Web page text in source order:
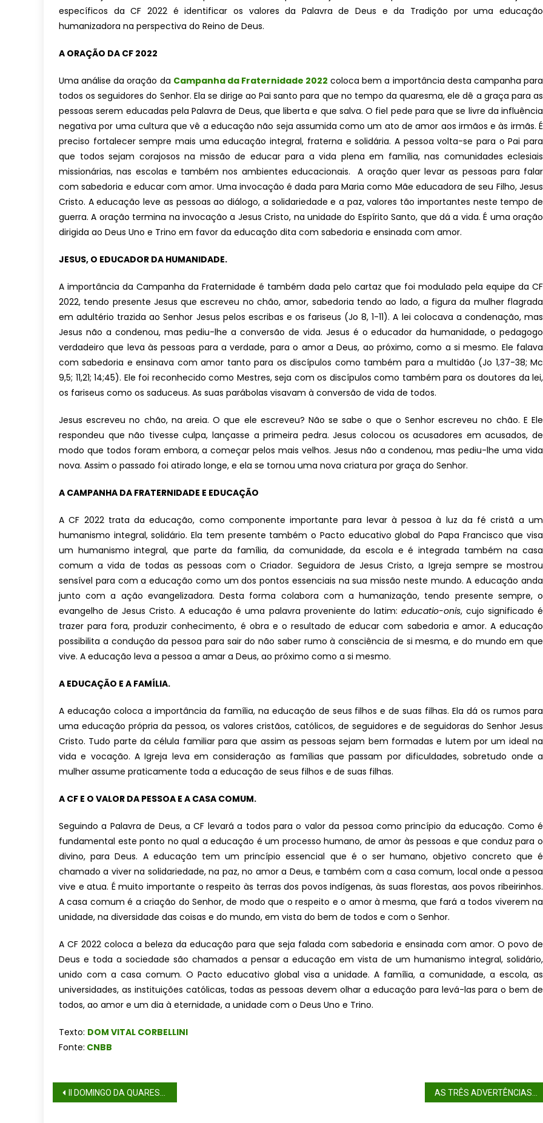
específicos da CF 2022 é identificar os valores da Palavra de Deus e da Tradição por uma educação
humanizadora na perspectiva do Reino de Deus.
A ORAÇÃO DA CF 2022
Uma análise da oração da Campanha da Fraternidade 2022 coloca bem a importância desta campanha para
todos os seguidores do Senhor. Ela se dirige ao Pai santo para que no tempo da quaresma, ele dê a graça para as
pessoas serem educadas pela Palavra de Deus, que liberta e que salva. O fiel pede para que se livre da influência
negativa por uma cultura que vê a educação não seja assumida como um ato de amor aos irmãos e às irmãs. É
preciso fortalecer sempre mais uma educação integral, fraterna e solidária. A pessoa volta-se para o Pai para
que todos sejam corajosos na missão de educar para a vida plena em família, nas comunidades eclesiais
missionárias, nas escolas e também nos ambientes educacionais. A oração quer levar as pessoas para falar
com sabedoria e educar com amor. Uma invocação é dada para Maria como Mãe educadora de seu Filho, Jesus
Cristo. A educação leve as pessoas ao diálogo, a solidariedade e a paz, valores tão importantes neste tempo de
guerra. A oração termina na invocação a Jesus Cristo, na unidade do Espírito Santo, que dá a vida. É uma oração
dirigida ao Deus Uno e Trino em favor da educação dita com sabedoria e ensinada com amor.
JESUS, O EDUCADOR DA HUMANIDADE.
A importância da Campanha da Fraternidade é também dada pelo cartaz que foi modulado pela equipe da CF
2022, tendo presente Jesus que escreveu no chão, amor, sabedoria tendo ao lado, a figura da mulher flagrada
em adultério trazida ao Senhor Jesus pelos escribas e os fariseus (Jo 8, 1-11). A lei colocava a condenação, mas
Jesus não a condenou, mas pediu-lhe a conversão de vida. Jesus é o educador da humanidade, o pedagogo
verdadeiro que leva às pessoas para a verdade, para o amor a Deus, ao próximo, como a si mesmo. Ele falava
com sabedoria e ensinava com amor tanto para os discípulos como também para a multidão (Jo 1,37-38; Mc
9,5; 11,21; 14;45). Ele foi reconhecido como Mestres, seja com os discípulos como também para os doutores da lei,
os fariseus como os saduceus. As suas parábolas visavam à conversão de vida de todos.
Jesus escreveu no chão, na areia. O que ele escreveu? Não se sabe o que o Senhor escreveu no chão. E Ele
respondeu que não tivesse culpa, lançasse a primeira pedra. Jesus colocou os acusadores em acusados, de
modo que todos foram embora, a começar pelos mais velhos. Jesus não a condenou, mas pediu-lhe uma vida
nova. Assim o passado foi atirado longe, e ela se tornou uma nova criatura por graça do Senhor.
A CAMPANHA DA FRATERNIDADE E EDUCAÇÃO
A CF 2022 trata da educação, como componente importante para levar à pessoa à luz da fé cristã a um
humanismo integral, solidário. Ela tem presente também o Pacto educativo global do Papa Francisco que visa
um humanismo integral, que parte da família, da comunidade, da escola e é integrada também na casa
comum a vida de todas as pessoas com o Criador. Seguidora de Jesus Cristo, a Igreja sempre se mostrou
sensível para com a educação como um dos pontos essenciais na sua missão neste mundo. A educação anda
junto com a ação evangelizadora. Desta forma colabora com a humanização, tendo presente sempre, o
evangelho de Jesus Cristo. A educação é uma palavra proveniente do latim: educatio-onis, cujo significado é
trazer para fora, produzir conhecimento, é obra e o resultado de educar com sabedoria e amor. A educação
possibilita a condução da pessoa para sair do não saber rumo à consciência de si mesma, e do mundo em que
vive. A educação leva a pessoa a amar a Deus, ao próximo como a si mesmo.
A EDUCAÇÃO E A FAMÍLIA.
A educação coloca a importância da família, na educação de seus filhos e de suas filhas. Ela dá os rumos para
uma educação própria da pessoa, os valores cristãos, católicos, de seguidores e de seguidoras do Senhor Jesus
Cristo. Tudo parte da célula familiar para que assim as pessoas sejam bem formadas e lutem por um ideal na
vida e vocação. A Igreja leva em consideração as famílias que passam por dificuldades, sobretudo onde a
mulher assume praticamente toda a educação de seus filhos e de suas filhas.
A CF E O VALOR DA PESSOA E A CASA COMUM.
Seguindo a Palavra de Deus, a CF levará a todos para o valor da pessoa como princípio da educação. Como é
fundamental este ponto no qual a educação é um processo humano, de amor às pessoas e que conduz para o
divino, para Deus. A educação tem um princípio essencial que é o ser humano, objetivo concreto que é
chamado a viver na solidariedade, na paz, no amor a Deus, e também com a casa comum, local onde a pessoa
vive e atua. É muito importante o respeito às terras dos povos indígenas, às suas florestas, aos povos ribeirinhos.
A casa comum é a criação do Senhor, de modo que o respeito e o amor à mesma, que fará a todos viverem na
unidade, na diversidade das coisas e do mundo, em vista do bem de todos e com o Senhor.
A CF 2022 coloca a beleza da educação para que seja falada com sabedoria e ensinada com amor. O povo de
Deus e toda a sociedade são chamados a pensar a educação em vista de um humanismo integral, solidário,
unido com a casa comum. O Pacto educativo global visa a unidade. A família, a comunidade, a escola, as
universidades, as instituições católicas, todas as pessoas devem olhar a educação para levá-las para o bem de
todos, ao amor e um dia à eternidade, a unidade com o Deus Uno e Trino.
Texto: DOM VITAL CORBELLINI
Fonte: CNBB
II DOMINGO DA QUARESMA (ANO C) AS TRÊS ADVERTÊNCIAS DO PAPA FRANCISCO